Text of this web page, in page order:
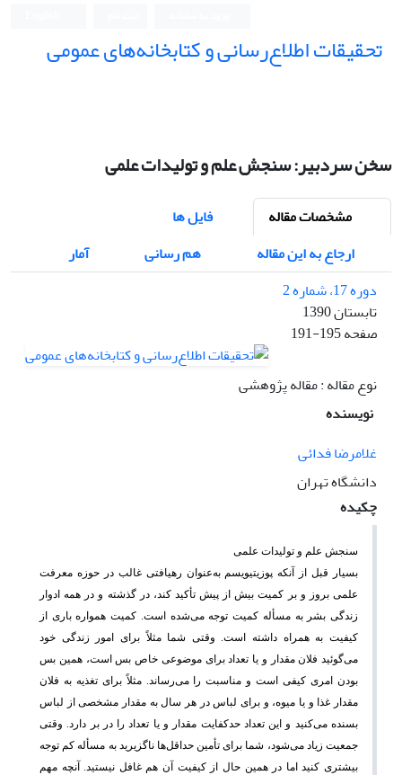
تحقیقات اطلاع‌رسانی و کتابخانه‌های عمومی
سخن سردبیر: سنجش علم و تولیدات علمی
مشخصات مقاله
فایل ها
ارجاع به این مقاله
هم رسانی
آمار
دوره 17، شماره 2
تابستان 1390
صفحه191-195
نوع مقاله : مقاله پژوهشی
نویسنده
غلامرضا فدائی
دانشگاه تهران
چکیده
سنجش علم و تولیدات علمی
بسیار قبل از آنکه پوزیتیویسم به‌عنوان رهیافتی غالب در حوزه معرفت
علمی بروز و بر کمیت بیش از پیش تأکید کند، در گذشته و در همه ادوار
زندگی بشر به مسأله کمیت توجه می‌شده است. کمیت همواره باری از
کیفیت به همراه داشته است. وقتی شما مثلاً برای امور زندگی خود
می‌گوئید فلان مقدار و یا تعداد برای موضوعی خاص بس است، همین بس
بودن امری کیفی است و مناسبت را می‌رساند. مثلاً برای تغذیه به فلان
مقدار غذا و یا میوه، و برای لباس در هر سال به مقدار مشخصی از لباس
بسنده می‌کنید و این تعداد حدکفایت مقدار و یا تعداد را در بر دارد. وقتی
جمعیت زیاد می‌شود،‌ شما برای تأمین حداقل‌ها ناگزیرید به مسأله کم توجه
بیشتری کنید اما در همین حال از کیفیت آن هم غافل نیستید. آنچه مهم